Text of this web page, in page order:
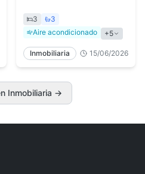
3
3
Aire acondicionado
+5
Inmobiliaria 15/06/2026
Inmobiliaria →